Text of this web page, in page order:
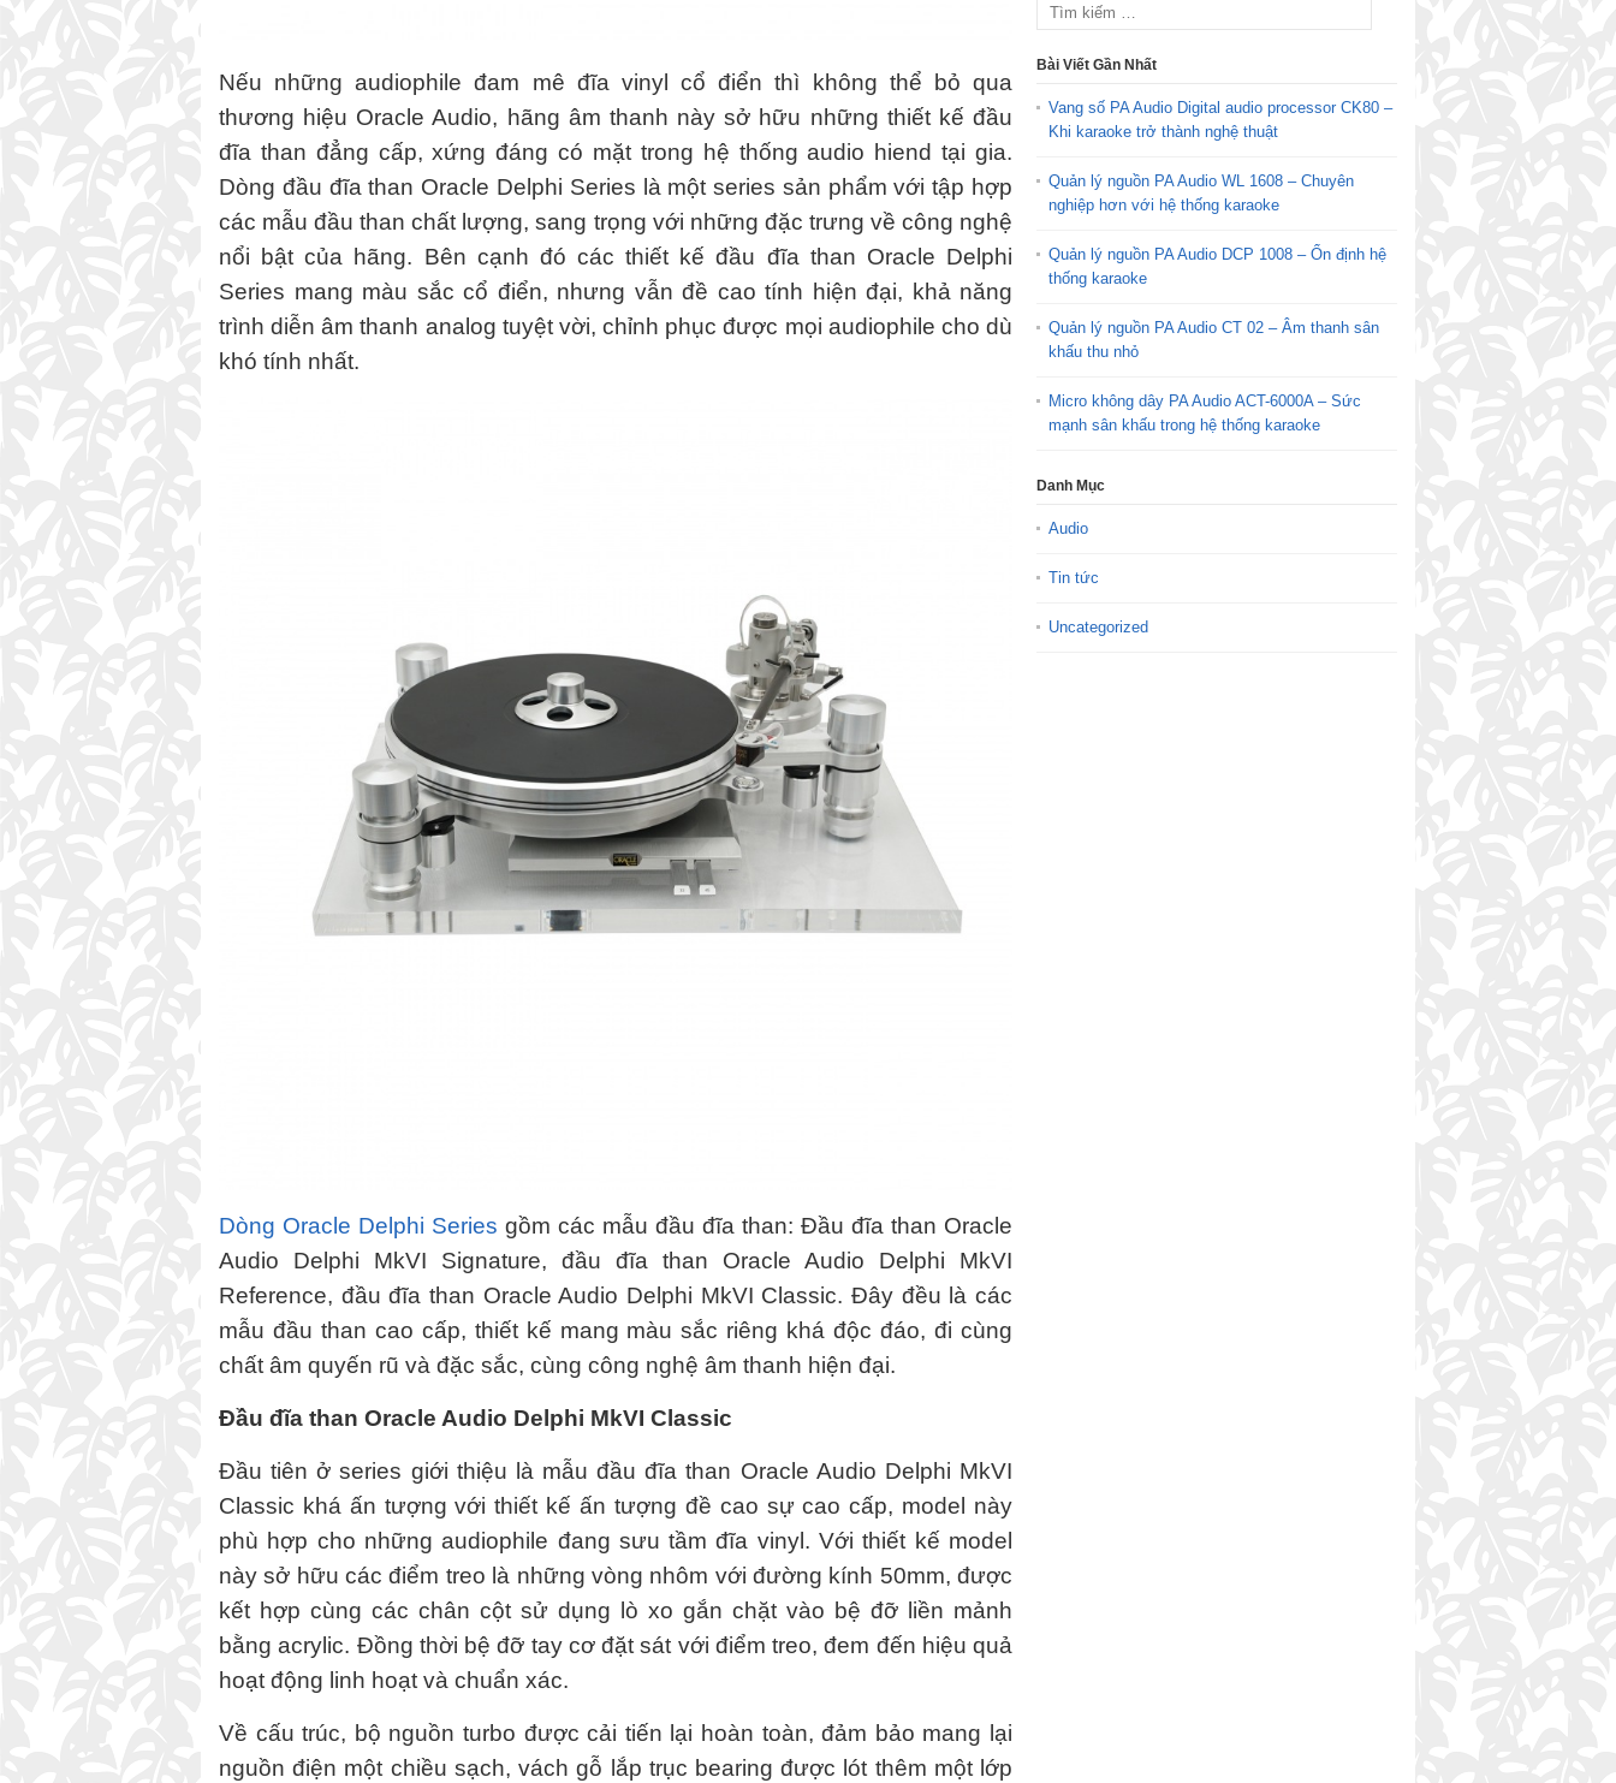
Nếu những audiophile đam mê đĩa vinyl cổ điển thì không thể bỏ qua
thương hiệu Oracle Audio, hãng âm thanh này sở hữu những thiết kế đầu
đĩa than đẳng cấp, xứng đáng có mặt trong hệ thống audio hiend tại gia.
Dòng đầu đĩa than Oracle Delphi Series là một series sản phẩm với tập hợp
các mẫu đầu than chất lượng, sang trọng với những đặc trưng về công nghệ
nổi bật của hãng. Bên cạnh đó các thiết kế đầu đĩa than Oracle Delphi
Series mang màu sắc cổ điển, nhưng vẫn đề cao tính hiện đại, khả năng
trình diễn âm thanh analog tuyệt vời, chỉnh phục được mọi audiophile cho dù
khó tính nhất.
Dòng Oracle Delphi Series gồm các mẫu đầu đĩa than: Đầu đĩa than Oracle
Audio Delphi MkVI Signature, đầu đĩa than Oracle Audio Delphi MkVI
Reference, đầu đĩa than Oracle Audio Delphi MkVI Classic. Đây đều là các
mẫu đầu than cao cấp, thiết kế mang màu sắc riêng khá độc đáo, đi cùng
chất âm quyến rũ và đặc sắc, cùng công nghệ âm thanh hiện đại.
Đầu đĩa than Oracle Audio Delphi MkVI Classic
Đầu tiên ở series giới thiệu là mẫu đầu đĩa than Oracle Audio Delphi MkVI
Classic khá ấn tượng với thiết kế ấn tượng đề cao sự cao cấp, model này
phù hợp cho những audiophile đang sưu tầm đĩa vinyl. Với thiết kế model
này sở hữu các điểm treo là những vòng nhôm với đường kính 50mm, được
kết hợp cùng các chân cột sử dụng lò xo gắn chặt vào bệ đỡ liền mảnh
bằng acrylic. Đồng thời bệ đỡ tay cơ đặt sát với điểm treo, đem đến hiệu quả
hoạt động linh hoạt và chuẩn xác.
Về cấu trúc, bộ nguồn turbo được cải tiến lại hoàn toàn, đảm bảo mang lại
nguồn điện một chiều sạch, vách gỗ lắp trục bearing được lót thêm một lớp
Bài Viết Gần Nhất
Vang số PA Audio Digital audio processor CK80 –
Khi karaoke trở thành nghệ thuật
Quản lý nguồn PA Audio WL 1608 – Chuyên
nghiệp hơn với hệ thống karaoke
Quản lý nguồn PA Audio DCP 1008 – Ổn định hệ
thống karaoke
Quản lý nguồn PA Audio CT 02 – Âm thanh sân
khấu thu nhỏ
Micro không dây PA Audio ACT-6000A – Sức
mạnh sân khấu trong hệ thống karaoke
Danh Mục
Audio
Tin tức
Uncategorized